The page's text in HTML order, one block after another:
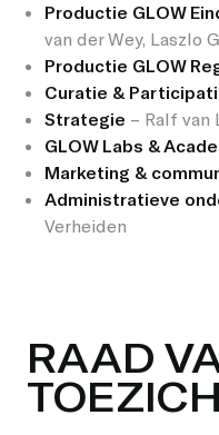
Productie GLOW
van der Wey, Laszlo
Productie GLOW
Curatie &
Strategie – Ralf van
GLOW Labs &
Marketing &
Administratieve
Verheiden
RAAD